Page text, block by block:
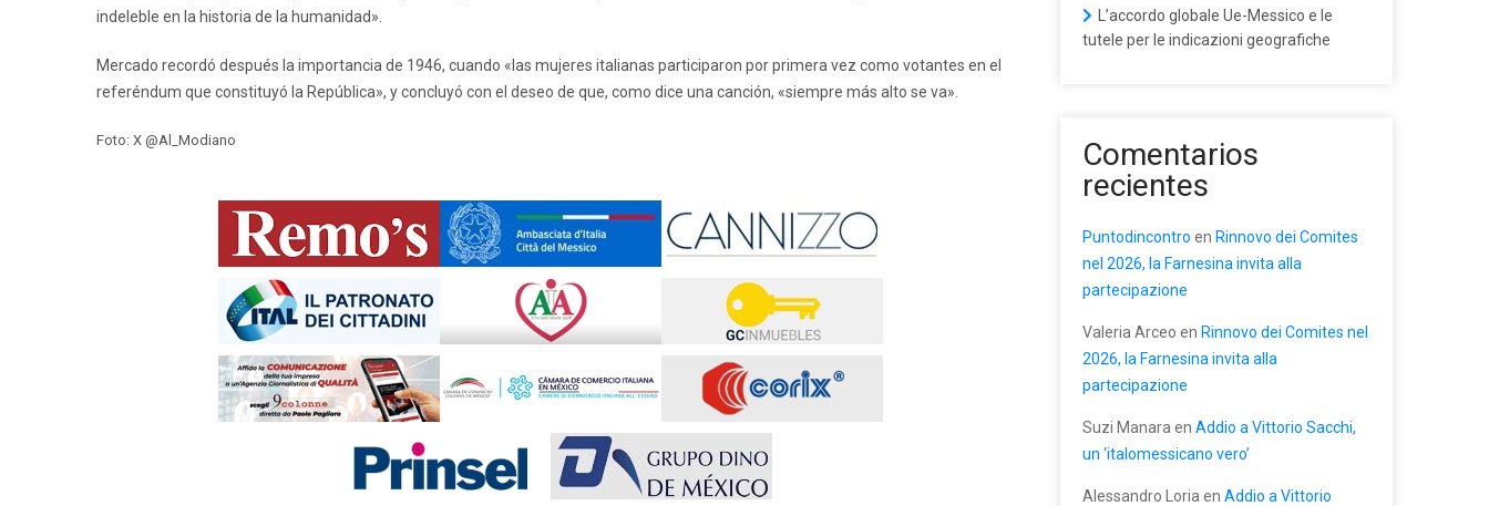
indeleble en la historia de la humanidad».
Mercado recordó después la importancia de 1946, cuando «las mujeres italianas participaron por primera vez como votantes en el
referéndum que constituyó la República», y concluyó con el deseo de que, como dice una canción, «siempre más alto se va».
Foto: X @Al_Modiano
L’accordo globale Ue-Messico e le
tutele per le indicazioni geografiche
Comentarios
recientes
Puntodincontro en Rinnovo dei Comites
nel 2026, la Farnesina invita alla
partecipazione
Valeria Arceo en Rinnovo dei Comites nel
2026, la Farnesina invita alla
partecipazione
Suzi Manara en Addio a Vittorio Sacchi,
un ‘italomessicano vero’
Alessandro Loria en Addio a Vittorio